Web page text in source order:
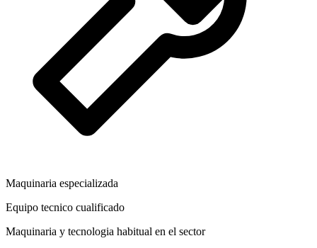
Maquinaria especializada
Equipo tecnico cualificado
Maquinaria y tecnologia habitual en el sector